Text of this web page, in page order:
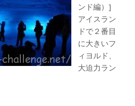
ンド編）]
アイスラン
ドで２番目
に大きいフ
ィヨルド、
大迫力ラン